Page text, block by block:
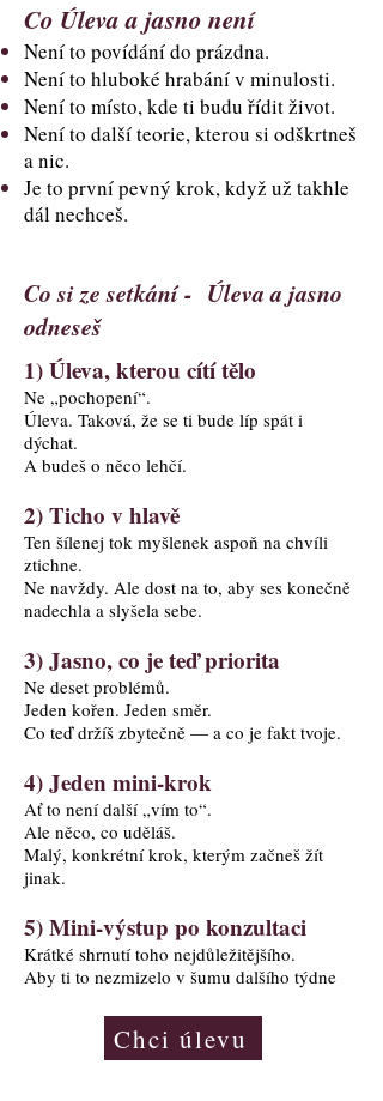
Co Úleva a jasno není
Není to povídání do prázdna.
Není to hluboké hrabání v minulosti.
Není to místo, kde ti budu řídit život.
Není to další teorie, kterou si odškrtneš
a nic.
Je to první pevný krok, když už takhle
dál nechceš.
Co si ze setkání - Úleva a jasno
odneseš
1) Úleva, kterou cítí tělo
Ne „pochopení“.
Úleva. Taková, že se ti bude líp spát i
dýchat.
A budeš o něco lehčí.
2) Ticho v hlavě
Ten šílenej tok myšlenek aspoň na chvíli
ztichne.
Ne navždy. Ale dost na to, aby ses konečně
nadechla a slyšela sebe.
3) Jasno, co je teď priorita
Ne deset problémů.
Jeden kořen. Jeden směr.
Co teď držíš zbytečně — a co je fakt tvoje.
4) Jeden mini-krok
Ať to není další „vím to“.
Ale něco, co uděláš.
Malý, konkrétní krok, kterým začneš žít
jinak.
5) Mini-výstup po konzultaci
Krátké shrnutí toho nejdůležitějšího.
Aby ti to nezmizelo v šumu dalšího týdne
Chci úlevu